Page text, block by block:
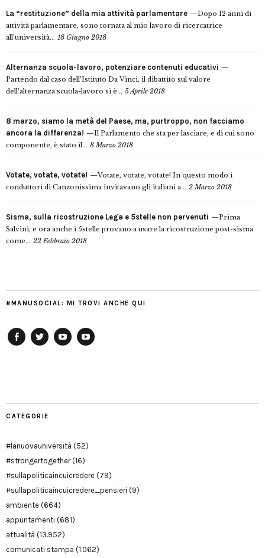
La “restituzione” della mia attività parlamentare
Dopo 12 anni di
attività parlamentare, sono tornata al mio lavoro di ricercatrice
all’università... 18 Giugno 2018
Alternanza scuola-lavoro, potenziare contenuti educativi
Partendo dal caso dell’Istituto Da Vinci, il dibattito sul valore
dell’alternanza scuola-lavoro si è... 5 Aprile 2018
8 marzo, siamo la metà del Paese, ma, purtroppo, non facciamo
ancora la differenza!
Il Parlamento che sta per lasciare, e di cui sono
componente, è stato il... 8 Marzo 2018
Votate, votate, votate!
Votate, votate, votate! In questo modo i
conduttori di Canzonissima invitavano gli italiani a... 2 Marzo 2018
Sisma, sulla ricostruzione Lega e 5stelle non pervenuti
Prima
Salvini, e ora anche i 5stelle provano a usare la ricostruzione post-sisma
come... 22 Febbraio 2018
#MANUSOCIAL: MI TROVI ANCHE QUI
CATEGORIE
#lanuovauniversità (52)
#strongertogether(16)
#sullapoliticaincuicredere (79)
#sullapoliticaincuicredere_pensieri (9)
ambiente (664)
appuntamenti (681)
attualità (13.952)
comunicati stampa (1.062)